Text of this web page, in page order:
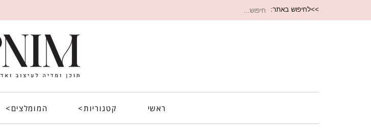
>>לחיפוש באתר: חיפוש
ראשי קטגוריות> המומלצים>